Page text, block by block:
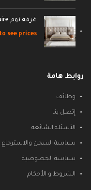
غرفة نوم solitaire
see prices
روابط هامة
وظائف
إتصل بنا
الأسئلة الشائعة
سياسة الشحن والاسترجاع
سياسة الخصوصية
الشروط و الأحكام